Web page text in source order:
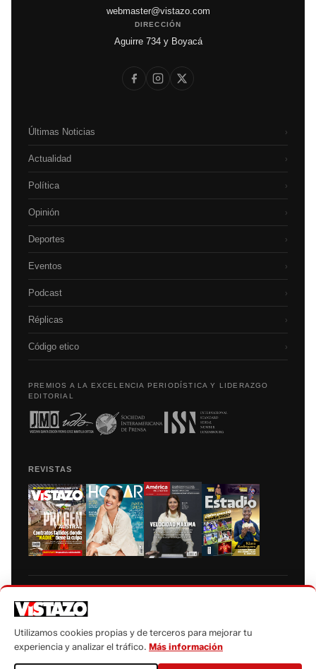
webmaster@vistazo.com
DIRECCIÓN
Aguirre 734 y Boyacá
Últimas Noticias ›
Actualidad ›
Política ›
Opinión ›
Deportes ›
Eventos ›
Podcast ›
Réplicas ›
Código etico ›
PREMIOS A LA EXCELENCIA PERIODÍSTICA Y LIDERAZGO
EDITORIAL
REVISTAS
autorización escrita de su titular, de todos los contenidos de Vistazo.com.
Utilizamos cookies propias y de terceros para mejorar tu
experiencia y analizar el tráfico. Más información